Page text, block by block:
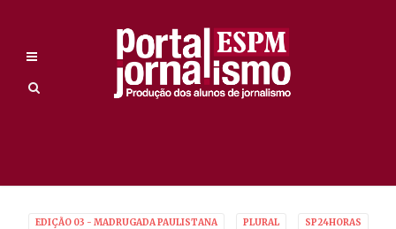
EDIÇÃO 03 - MADRUGADA PAULISTANA PLURAL SP24HORAS